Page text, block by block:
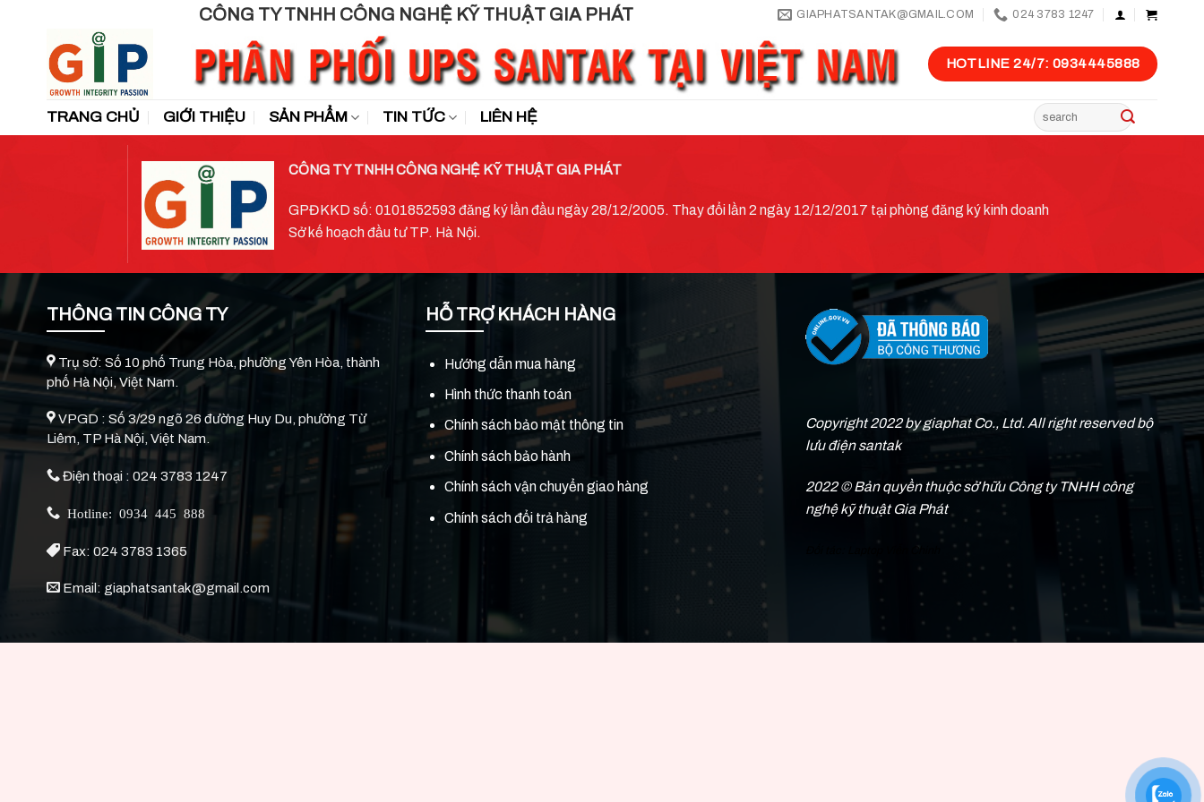
GIAPHATSANTAK@GMAIL.COM 024 3783 1247
HOTLINE 24/7: 0934445888
TRANG CHỦ GIỚI THIỆU SẢN PHẨM TIN TỨC LIÊN HỆ
Tìm
kiếm:
CÔNG TY TNHH CÔNG NGHỆ KỸ THUẬT GIA PHÁT
GPĐKKD số: 0101852593 đăng ký lần đầu ngày 28/12/2005. Thay đổi lần 2 ngày 12/12/2017 tại phòng đăng ký kinh doanh
Sở kế hoạch đầu tư TP. Hà Nội.
THÔNG TIN CÔNG TY
Trụ sở: Số 10 phố Trung Hòa, phường Yên Hòa, thành
phố Hà Nội, Việt Nam.
VPGD : Số 3/29 ngõ 26 đường Huy Du, phường Từ
Liêm, TP Hà Nội, Việt Nam.
Điện thoại : 024 3783 1247
Hotline: 0934 445 888
Fax: 024 3783 1365
Email: giaphatsantak@gmail.com
HỖ TRỢ KHÁCH HÀNG
Hướng dẫn mua hàng
Hình thức thanh toán
Chính sách bảo mật thông tin
Chính sách bảo hành
Chính sách vận chuyển giao hàng
Chính sách đổi trả hàng
Copyright 2022 by giaphat Co., Ltd. All right reserved bộ
lưu điện santak
2022 © Bản quyền thuộc sở hữu Công ty TNHH công
nghệ kỹ thuật Gia Phát
Laptop Viễn Chinh